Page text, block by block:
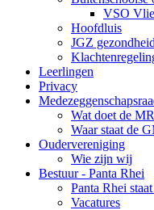
VSO
Hoofdluis
JGZ
Leerlingen
Privacy
Wat doet de MR
Waar staat de
Oudervereniging
Wie zijn wij
Bestuur - Panta Rhei
Panta Rhei
Vacatures